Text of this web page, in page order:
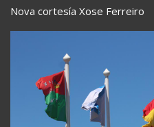
Nova cortesía Xose Ferreiro